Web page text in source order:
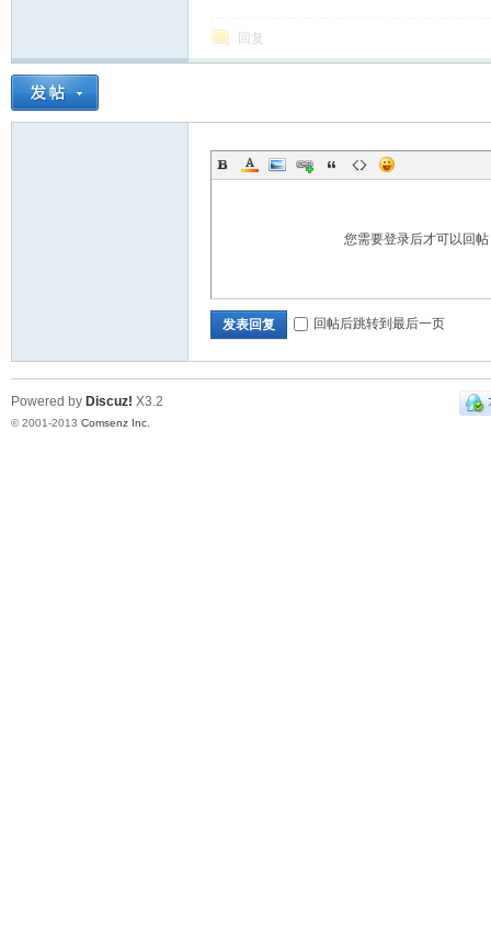
回复
您需要登录后才可以回帖
发表回复 回帖后跳转到最后一页
Powered by Discuz! X3.2
© 2001-2013 Comsenz Inc.